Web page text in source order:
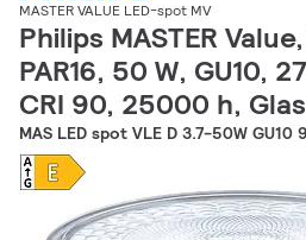
MASTER VALUE LED-spot MV
Philips MASTER
PAR16, 50 W, GU10,
CRI 90, 25000 h, Glas
MAS LED spot VLE D 3.7-50W GU10